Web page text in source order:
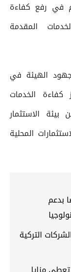
في رفع كفاءة
المقدمة
جهود الهيئة في
الخدمات
الاستثمار
المحلية
بدعم
التركية